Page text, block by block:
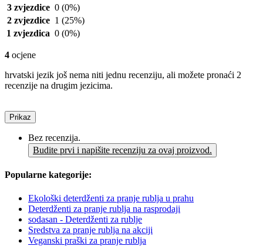
3 zvjezdice 0 (0%)
2 zvjezdice 1 (25%)
1 zvjezdica 0 (0%)
4 ocjene
hrvatski jezik još nema niti jednu recenziju, ali možete pronaći 2
recenzije na drugim jezicima.
Prikaz
Bez recenzija.
Budite prvi i napišite recenziju za ovaj proizvod.
Popularne kategorije:
Ekološki deterdženti za pranje rublja u prahu
Deterdženti za pranje rublja na rasprodaji
sodasan - Deterdženti za rublje
Sredstva za pranje rublja na akciji
Veganski praški za pranje rublja